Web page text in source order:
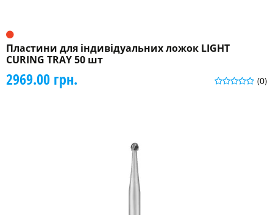
Пластини для індивідуальних ложок LIGHT
CURING TRAY 50 шт
(0)
2969.00 грн.